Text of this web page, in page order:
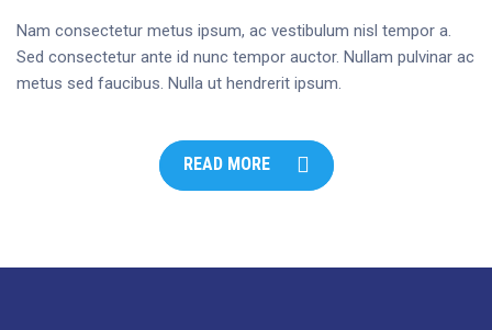
Nam consectetur metus ipsum, ac vestibulum nisl tempor a.
Sed consectetur ante id nunc tempor auctor. Nullam pulvinar ac
metus sed faucibus. Nulla ut hendrerit ipsum.
READ MORE